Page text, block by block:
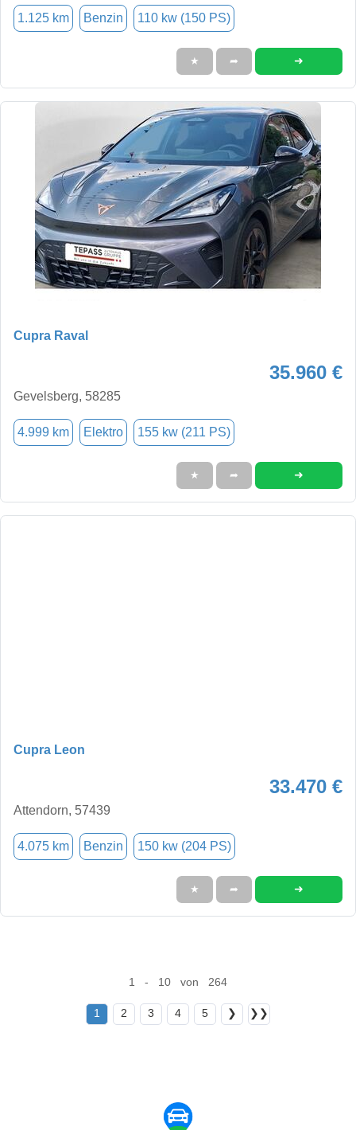
1.125 km Benzin 110 kw (150 PS)
★ ➦ ➜
Cupra Raval
35.960 €
Gevelsberg, 58285
4.999 km Elektro 155 kw (211 PS)
★ ➦ ➜
Cupra Leon
33.470 €
Attendorn, 57439
4.075 km Benzin 150 kw (204 PS)
★ ➦ ➜
1 - 10 von 264
1 2 3 4 5 ❯ ❯❯